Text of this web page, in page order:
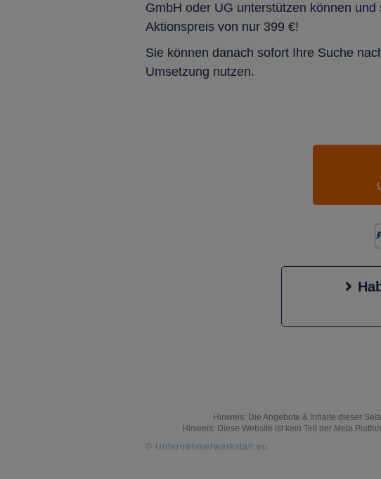
GmbH oder UG unterstützen können
Aktionspreis von nur 399 €!
Sie können danach sofort Ihre Suche
Umsetzung nutzen.
Hinweis: Die Angebote & Inhalte dieser
Hinweis: Diese Website ist kein Teil der Meta
© Unternehmerwerkstatt.eu